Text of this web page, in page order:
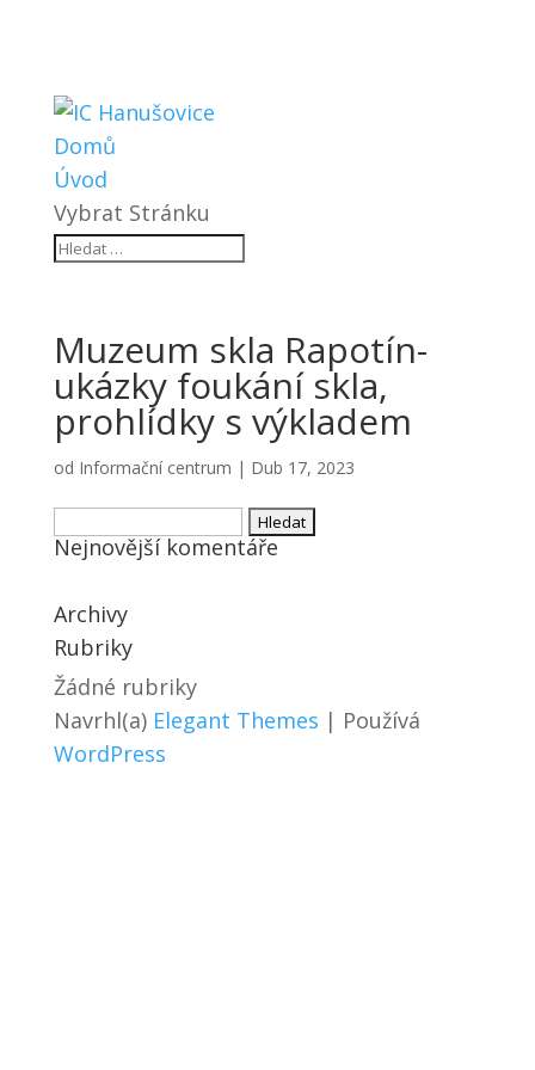
Domů
Úvod
Vybrat Stránku
Muzeum skla Rapotín-
ukázky foukání skla,
prohlídky s výkladem
od Informační centrum | Dub 17, 2023
Vyhledávání
Nejnovější komentáře
Archivy
Rubriky
Žádné rubriky
Navrhl(a) Elegant Themes | Používá
WordPress